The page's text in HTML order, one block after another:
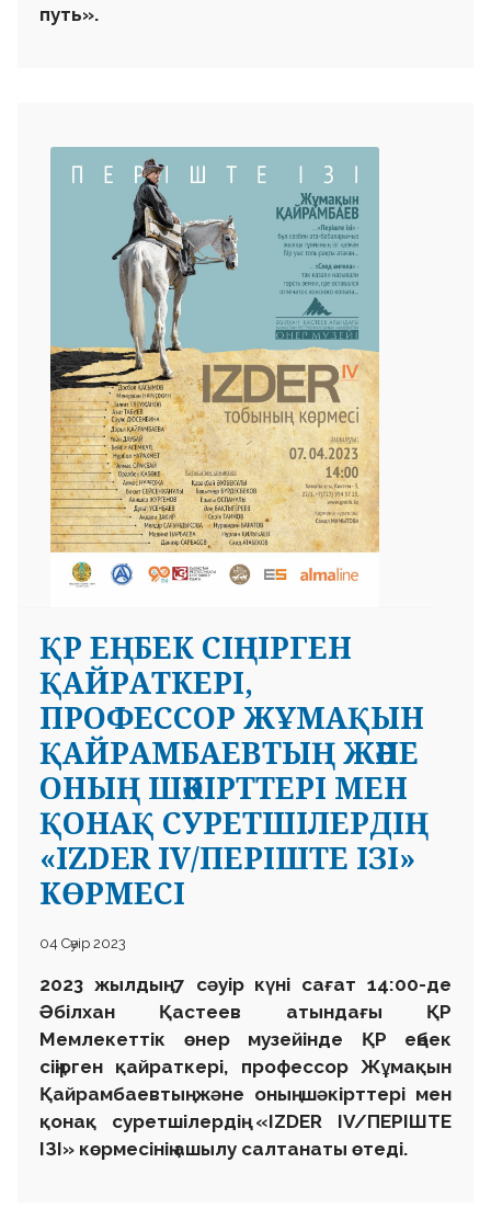
путь».
ҚР ЕҢБЕК СІҢІРГЕН
ҚАЙРАТКЕРІ,
ПРОФЕССОР ЖҰМАҚЫН
ҚАЙРАМБАЕВТЫҢ ЖӘНЕ
ОНЫҢ ШӘКІРТТЕРІ МЕН
ҚОНАҚ СУРЕТШІЛЕРДІҢ
«IZDER IV/ПЕРІШТЕ ІЗІ»
КӨРМЕСІ
04 Сәуір 2023
2023 жылдың 7 сәуір күні сағат 14:00-де
Әбілхан Қастеев атындағы ҚР
Мемлекеттік өнер музейінде ҚР еңбек
сіңірген қайраткері, профессор Жұмақын
Қайрамбаевтың және оның шәкірттері мен
қонақ суретшілердің «IZDER IV/ПЕРІШТЕ
ІЗІ» көрмесінің ашылу салтанаты өтеді.